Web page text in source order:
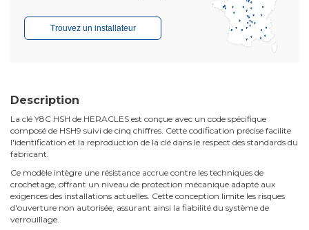
Trouvez un installateur
Description
La clé Y8C HSH de HERACLES est conçue avec un code spécifique
composé de HSH9 suivi de cinq chiffres. Cette codification précise facilite
l'identification et la reproduction de la clé dans le respect des standards du
fabricant.
Ce modèle intègre une résistance accrue contre les techniques de
crochetage, offrant un niveau de protection mécanique adapté aux
exigences des installations actuelles. Cette conception limite les risques
d'ouverture non autorisée, assurant ainsi la fiabilité du système de
verrouillage.